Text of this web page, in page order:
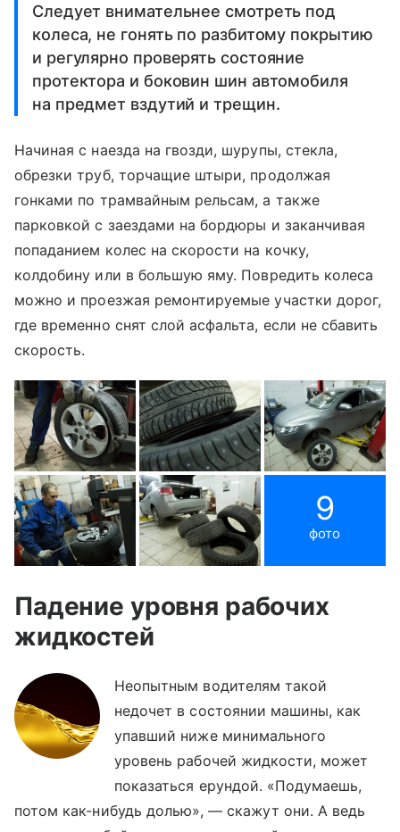
Следует внимательнее смотреть под
колеса, не гонять по разбитому покрытию
и регулярно проверять состояние
протектора и боковин шин автомобиля
на предмет вздутий и трещин.
Начиная с наезда на гвозди, шурупы, стекла,
обрезки труб, торчащие штыри, продолжая
гонками по трамвайным рельсам, а также
парковкой с заездами на бордюры и заканчивая
попаданием колес на скорости на кочку,
колдобину или в большую яму. Повредить колеса
можно и проезжая ремонтируемые участки дорог,
где временно снят слой асфальта, если не сбавить
скорость.
9
фото
Падение уровня рабочих
жидкостей
Неопытным водителям такой
недочет в состоянии машины, как
упавший ниже минимального
уровень рабочей жидкости, может
показаться ерундой. «Подумаешь,
потом как-нибудь долью», — скажут они. А ведь